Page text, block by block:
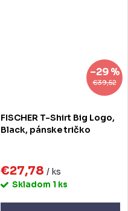
€39,52
–29 %
FISCHER T-Shirt Big Logo,
Black, pánske tričko
€27,78 / ks
Skladom 1 ks